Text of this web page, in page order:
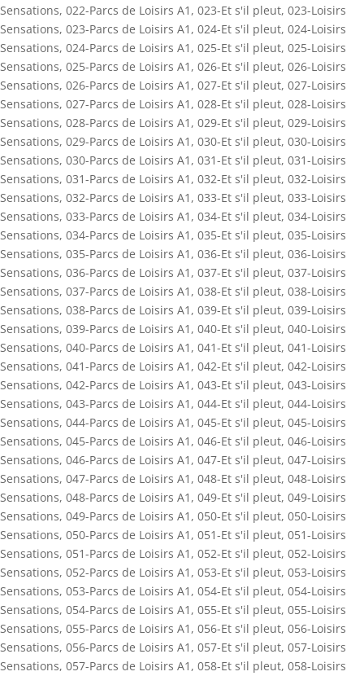
Sensations, 022-Parcs de Loisirs A1 , 023-Et s'il pleut, 023-Loisirs
Sensations, 023-Parcs de Loisirs A1 , 024-Et s'il pleut, 024-Loisirs
Sensations, 024-Parcs de Loisirs A1 , 025-Et s'il pleut, 025-Loisirs
Sensations, 025-Parcs de Loisirs A1 , 026-Et s'il pleut, 026-Loisirs
Sensations, 026-Parcs de Loisirs A1 , 027-Et s'il pleut, 027-Loisirs
Sensations, 027-Parcs de Loisirs A1 , 028-Et s'il pleut, 028-Loisirs
Sensations, 028-Parcs de Loisirs A1 , 029-Et s'il pleut, 029-Loisirs
Sensations, 029-Parcs de Loisirs A1 , 030-Et s'il pleut, 030-Loisirs
Sensations, 030-Parcs de Loisirs A1 , 031-Et s'il pleut, 031-Loisirs
Sensations, 031-Parcs de Loisirs A1 , 032-Et s'il pleut, 032-Loisirs
Sensations, 032-Parcs de Loisirs A1 , 033-Et s'il pleut, 033-Loisirs
Sensations, 033-Parcs de Loisirs A1 , 034-Et s'il pleut, 034-Loisirs
Sensations, 034-Parcs de Loisirs A1 , 035-Et s'il pleut, 035-Loisirs
Sensations, 035-Parcs de Loisirs A1 , 036-Et s'il pleut, 036-Loisirs
Sensations, 036-Parcs de Loisirs A1 , 037-Et s'il pleut, 037-Loisirs
Sensations, 037-Parcs de Loisirs A1 , 038-Et s'il pleut, 038-Loisirs
Sensations, 038-Parcs de Loisirs A1 , 039-Et s'il pleut, 039-Loisirs
Sensations, 039-Parcs de Loisirs A1 , 040-Et s'il pleut, 040-Loisirs
Sensations, 040-Parcs de Loisirs A1 , 041-Et s'il pleut, 041-Loisirs
Sensations, 041-Parcs de Loisirs A1 , 042-Et s'il pleut, 042-Loisirs
Sensations, 042-Parcs de Loisirs A1 , 043-Et s'il pleut, 043-Loisirs
Sensations, 043-Parcs de Loisirs A1 , 044-Et s'il pleut, 044-Loisirs
Sensations, 044-Parcs de Loisirs A1 , 045-Et s'il pleut, 045-Loisirs
Sensations, 045-Parcs de Loisirs A1 , 046-Et s'il pleut, 046-Loisirs
Sensations, 046-Parcs de Loisirs A1 , 047-Et s'il pleut, 047-Loisirs
Sensations, 047-Parcs de Loisirs A1 , 048-Et s'il pleut, 048-Loisirs
Sensations, 048-Parcs de Loisirs A1 , 049-Et s'il pleut, 049-Loisirs
Sensations, 049-Parcs de Loisirs A1 , 050-Et s'il pleut, 050-Loisirs
Sensations, 050-Parcs de Loisirs A1 , 051-Et s'il pleut, 051-Loisirs
Sensations, 051-Parcs de Loisirs A1 , 052-Et s'il pleut, 052-Loisirs
Sensations, 052-Parcs de Loisirs A1 , 053-Et s'il pleut, 053-Loisirs
Sensations, 053-Parcs de Loisirs A1 , 054-Et s'il pleut, 054-Loisirs
Sensations, 054-Parcs de Loisirs A1 , 055-Et s'il pleut, 055-Loisirs
Sensations, 055-Parcs de Loisirs A1 , 056-Et s'il pleut, 056-Loisirs
Sensations, 056-Parcs de Loisirs A1 , 057-Et s'il pleut, 057-Loisirs
Sensations, 057-Parcs de Loisirs A1 , 058-Et s'il pleut, 058-Loisirs